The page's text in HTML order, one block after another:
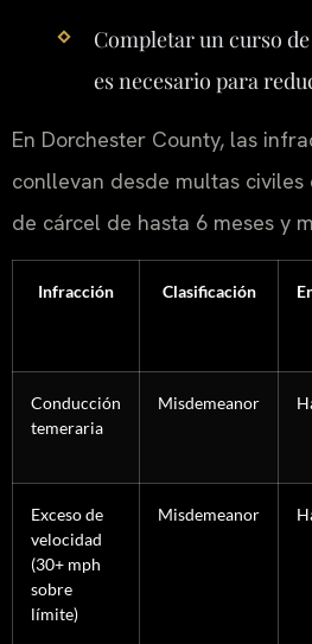
Completar un curso
es necesario para
En Dorchester County, las
conllevan desde multas civiles
de cárcel de hasta 6 meses y
Infracción Clasificación
Conducción
temeraria
Misdemeanor
Exceso de
velocidad
(30+ mph
sobre
límite)
Misdemeanor